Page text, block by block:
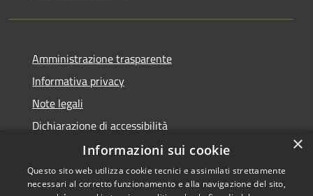
Amministrazione trasparente
Informativa privacy
Note legali
Dichiarazione di accessibilità
×
Informazioni sui cookie
Questo sito web utilizza cookie tecnici e assimilati strettamente
necessari al corretto funzionamento e alla navigazione del sito,